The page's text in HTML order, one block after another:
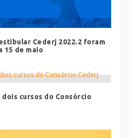
Cederj 2022.2 foram
15 de maio
cursos do Consórcio